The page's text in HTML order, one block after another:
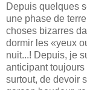
Depuis quelques
une phase de
choses bizarres
dormir les «yeux
nuit...! Depuis, je
anticipant toujours
surtout, de devoir